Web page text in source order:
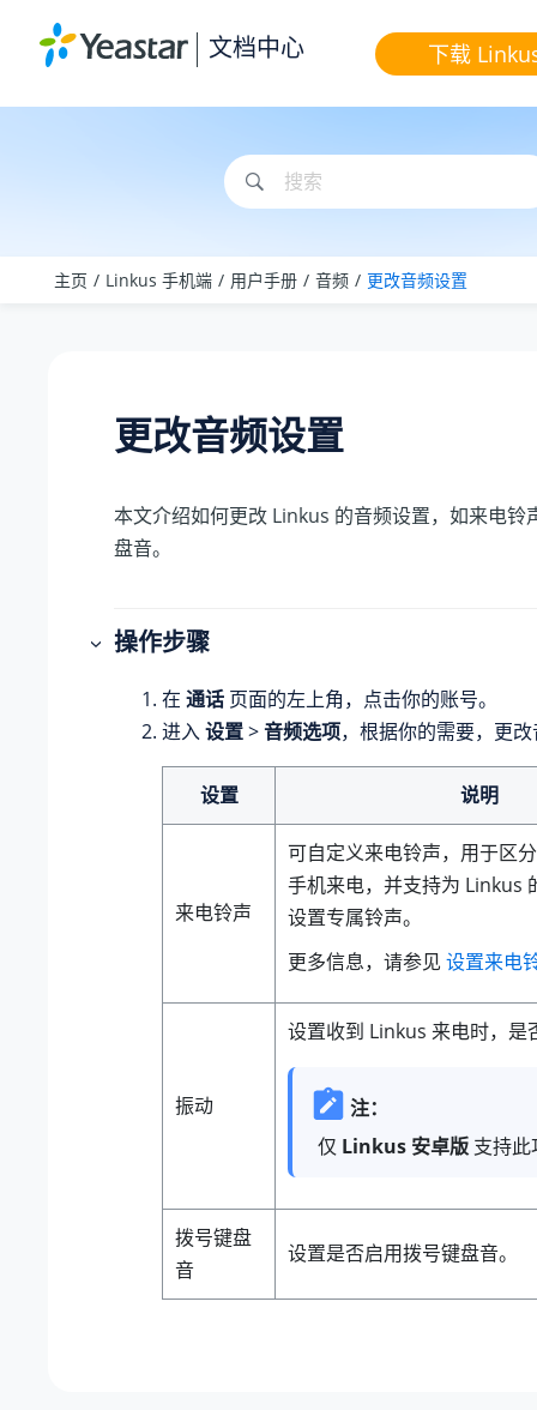
文档中心 下载
主页 Linkus 手机端 用户手册 音频 更改音频设置
更改音频设置
本文介绍如何更改 Linkus 的音频设置，如来电铃
盘音。
操作步骤
在 通话 页面的左上角，点击你的账号。
进入设置>音频选项，根据你的需要，更
设置 说明
来电铃声
可自定义来电铃声，用于区
手机来电，并支持为 Linkus
设置专属铃声。
更多信息，请参见 设置来电
振动
设置收到 Linkus 来电时，是
注：
仅 Linkus 安卓版支持此
拨号键盘
音
设置是否启用拨号键盘音。